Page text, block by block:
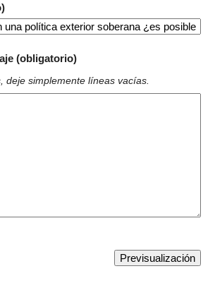
(obligatorio)
deje simplemente líneas vacías.